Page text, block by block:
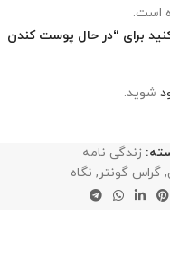
است.
برای “در حال پوست کندن
شوید.
زندگی نامه
, گراس گونتر, نگاه